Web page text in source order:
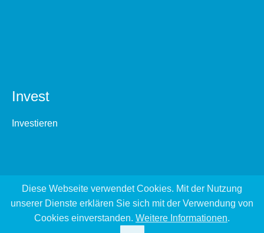
Invest
Investieren
Diese Webseite verwendet Cookies. Mit der Nutzung
unserer Dienste erklären Sie sich mit der Verwendung von
Cookies einverstanden. Weitere Informationen.